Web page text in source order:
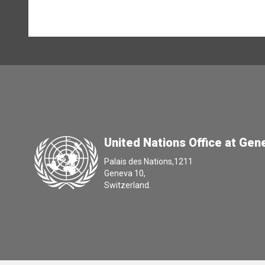
United Nations Office at
Palais des Nations,1211
Geneva 10,
Switzerland.